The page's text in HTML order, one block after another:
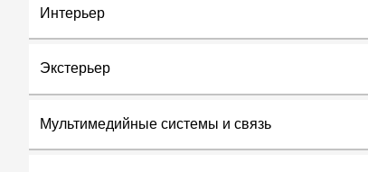
Система курсовой устойчивости
Дневные ходовые огни
Задний парктроник
Камера заднего вида
Розетка 12 В
Стандартная подвеска
Интерьер
Кожаный руль
Кожа
Темный цвет салона
Потолок - Тканевый
Экстерьер
Панорамная крыша
Рейлинги на крыше
Мультимедийные системы и связь